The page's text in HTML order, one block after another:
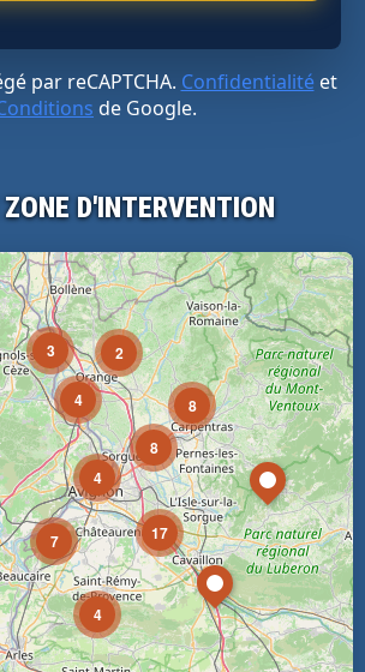
par reCAPTCHA. Confidentialitéet
de Google.
D'INTERVENTION
3
4
7
2
4
4
17
8
8